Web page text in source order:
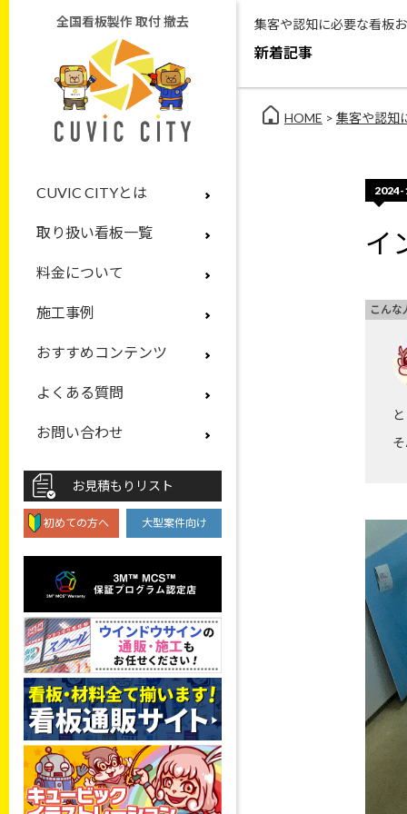
全国看板製作 取付 撤去
CUVIC CITYとは
取り扱い看板一覧
料金について
施工事例
おすすめコンテンツ
よくある質問
お問い合わせ
お見積もりリスト
初めての方へ 大型案件向け
集客や認知に必要な看板
新着記事
HOME > 集客や認知
2024-
イ
こんな